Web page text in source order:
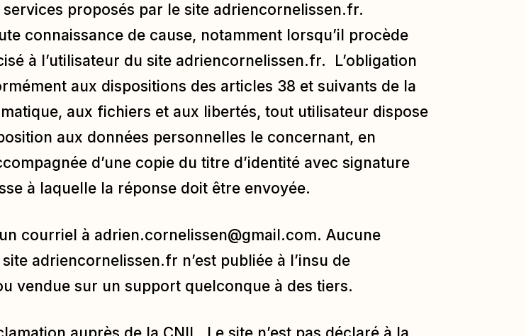
proposés par le site adriencornelissen.fr.
connaissance de cause, notamment lorsqu’il procède
à l’utilisateur du site adriencornelissen.fr. L’obligation
aux dispositions des articles 38 et suivants de la
aux fichiers et aux libertés, tout utilisateur dispose
aux données personnelles le concernant, en
d’une copie du titre d’identité avec signature
à laquelle la réponse doit être envoyée.
courriel à adrien.cornelissen@gmail.com. Aucune
adriencornelissen.fr n’est publiée à l’insu de
vendue sur un support quelconque à des tiers.
auprès de la CNIL. Le site n’est pas déclaré à la